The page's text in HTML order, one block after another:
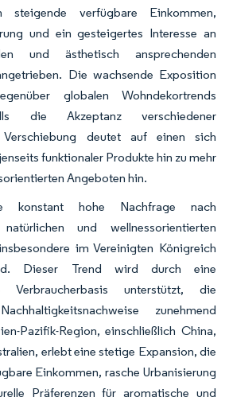
verfügbare Einkommen,
und ein gesteigertes Interesse an
und ästhetisch ansprechenden
Die wachsende Exposition
globalen Wohndekortrends
die Akzeptanz verschiedener
deutet auf einen sich
funktionaler Produkte hin zu mehr
Angeboten hin.
konstant hohe Nachfrage nach
natürlichen und wellnessorientierten
im Vereinigten Königreich
Dieser Trend wird durch eine
Verbraucherbasis unterstützt, die
zunehmend
Pazifik-Region, einschließlich China,
erlebt eine stetige Expansion, die
Einkommen, rasche Urbanisierung
Präferenzen für aromatische und